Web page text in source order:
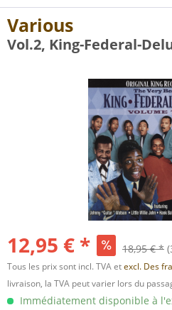
Various
Vol.2, King-Federal-
12,95 € * 18,95 € *
Tous les prix sont incl. TVA etexcl. Des
livraison, la TVA peut varier lors du
Immédiatement disponible à